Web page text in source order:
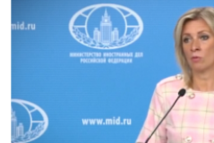
VIDEO
FOTOQALEREYA
KARIKATURA
RADIO ARXIV
OXU ZALI
AZƏRBAYCAN ƏDƏBIYYATI
İSLAM VƏ DEMOKRATIYA
HAQQIMIZDA
PEŞƏ ETIKASI VƏ JURNALISTIKA
BIZI IZLƏ